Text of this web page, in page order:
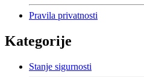
Pravila privatnosti
Kategorije
Stanje sigurnosti